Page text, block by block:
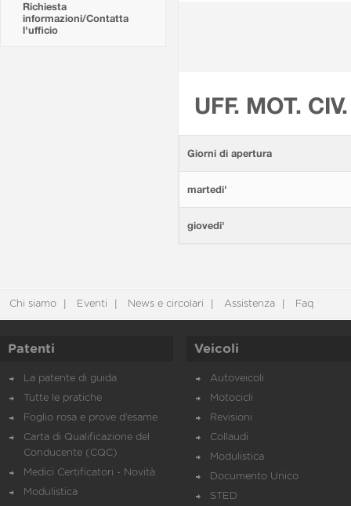
Richiesta
informazioni/Contatta
l'ufficio
UFF. MOT.
Giorni di apertura
martedi'
giovedi'
Chi siamo Eventi News e circolari Assistenza Faq
Patenti
La patente di guida
Tutte le pratiche
Foglio rosa e prove d’esame
Carta di Qualificazione del
Conducente (CQC)
Medici Certificatori - Novità
Modulistica
Veicoli
Autoveicoli
Motocicli
Revisioni
Collaudi
Modulistica
Documento Unico
STED